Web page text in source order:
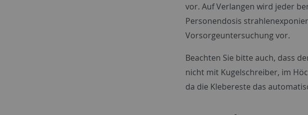
vor. Auf Verlangen wird jeder
Personendosis
Vorsorgeuntersuchung vor.
Beachten Sie bitte auch, dass
nicht mit Kugelschreiber, im
da die Klebereste das